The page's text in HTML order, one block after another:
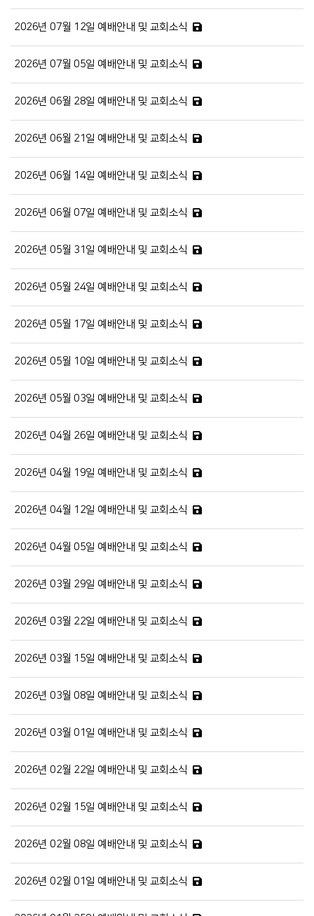
2026년 07월 12일 예배안내 및 교회소식
2026년 07월 05일 예배안내 및 교회소식
2026년 06월 28일 예배안내 및 교회소식
2026년 06월 21일 예배안내 및 교회소식
2026년 06월 14일 예배안내 및 교회소식
2026년 06월 07일 예배안내 및 교회소식
2026년 05월 31일 예배안내 및 교회소식
2026년 05월 24일 예배안내 및 교회소식
2026년 05월 17일 예배안내 및 교회소식
2026년 05월 10일 예배안내 및 교회소식
2026년 05월 03일 예배안내 및 교회소식
2026년 04월 26일 예배안내 및 교회소식
2026년 04월 19일 예배안내 및 교회소식
2026년 04월 12일 예배안내 및 교회소식
2026년 04월 05일 예배안내 및 교회소식
2026년 03월 29일 예배안내 및 교회소식
2026년 03월 22일 예배안내 및 교회소식
2026년 03월 15일 예배안내 및 교회소식
2026년 03월 08일 예배안내 및 교회소식
2026년 03월 01일 예배안내 및 교회소식
2026년 02월 22일 예배안내 및 교회소식
2026년 02월 15일 예배안내 및 교회소식
2026년 02월 08일 예배안내 및 교회소식
2026년 02월 01일 예배안내 및 교회소식